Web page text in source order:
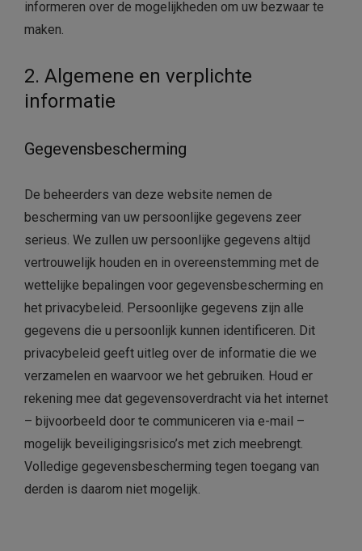
informeren over de mogelijkheden om uw bezwaar te
maken.
2. Algemene en verplichte
informatie
Gegevensbescherming
De beheerders van deze website nemen de
bescherming van uw persoonlijke gegevens zeer
serieus. We zullen uw persoonlijke gegevens altijd
vertrouwelijk houden en in overeenstemming met de
wettelijke bepalingen voor gegevensbescherming en
het privacybeleid. Persoonlijke gegevens zijn alle
gegevens die u persoonlijk kunnen identificeren. Dit
privacybeleid geeft uitleg over de informatie die we
verzamelen en waarvoor we het gebruiken. Houd er
rekening mee dat gegevensoverdracht via het internet
– bijvoorbeeld door te communiceren via e-mail –
mogelijk beveiligingsrisico’s met zich meebrengt.
Volledige gegevensbescherming tegen toegang van
derden is daarom niet mogelijk.